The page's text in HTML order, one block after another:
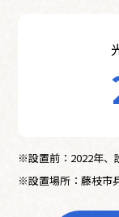
※設置前：2022年、
※設置場所：藤枝市